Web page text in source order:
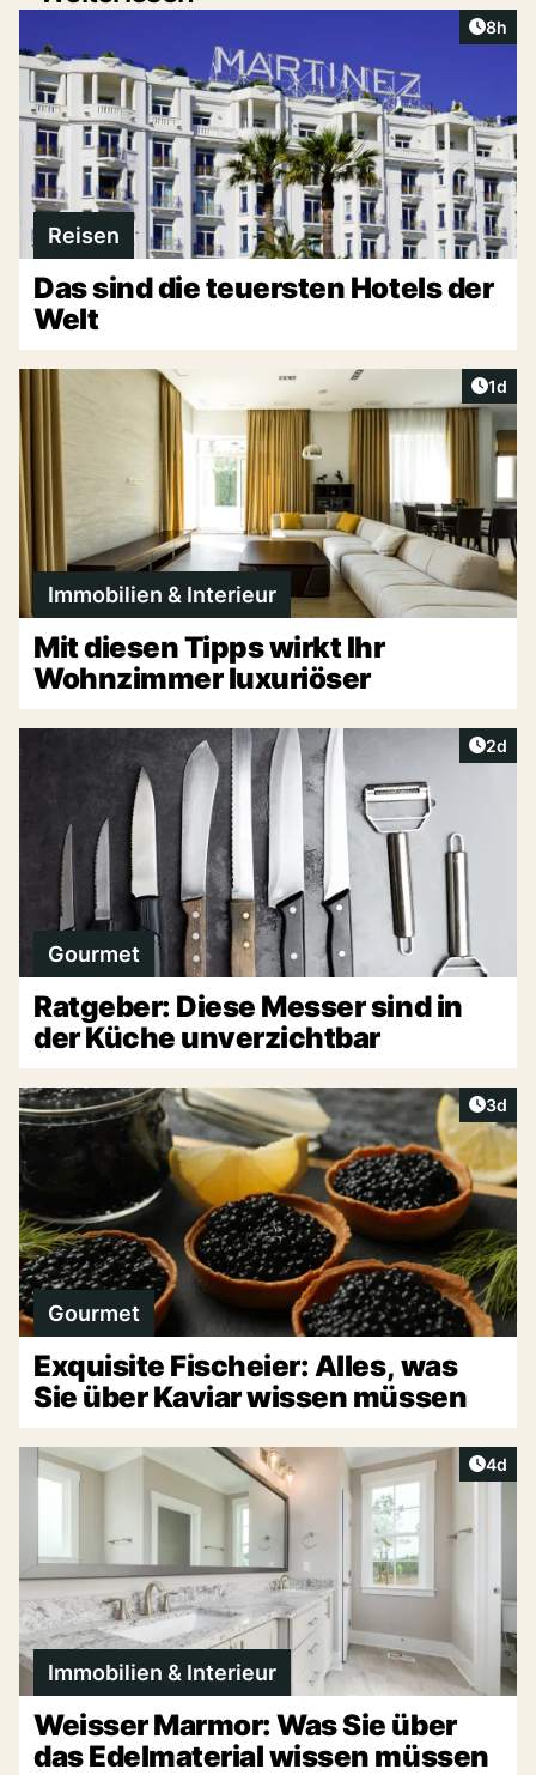
8h
Reisen
Das sind die teuersten Hotels der
Welt
1d
Immobilien & Interieur
Mit diesen Tipps wirkt Ihr
Wohnzimmer luxuriöser
2d
Gourmet
Ratgeber: Diese Messer sind in
der Küche unverzichtbar
3d
Gourmet
Exquisite Fischeier: Alles, was
Sie über Kaviar wissen müssen
4d
Immobilien & Interieur
Weisser Marmor: Was Sie über
das Edelmaterial wissen müssen